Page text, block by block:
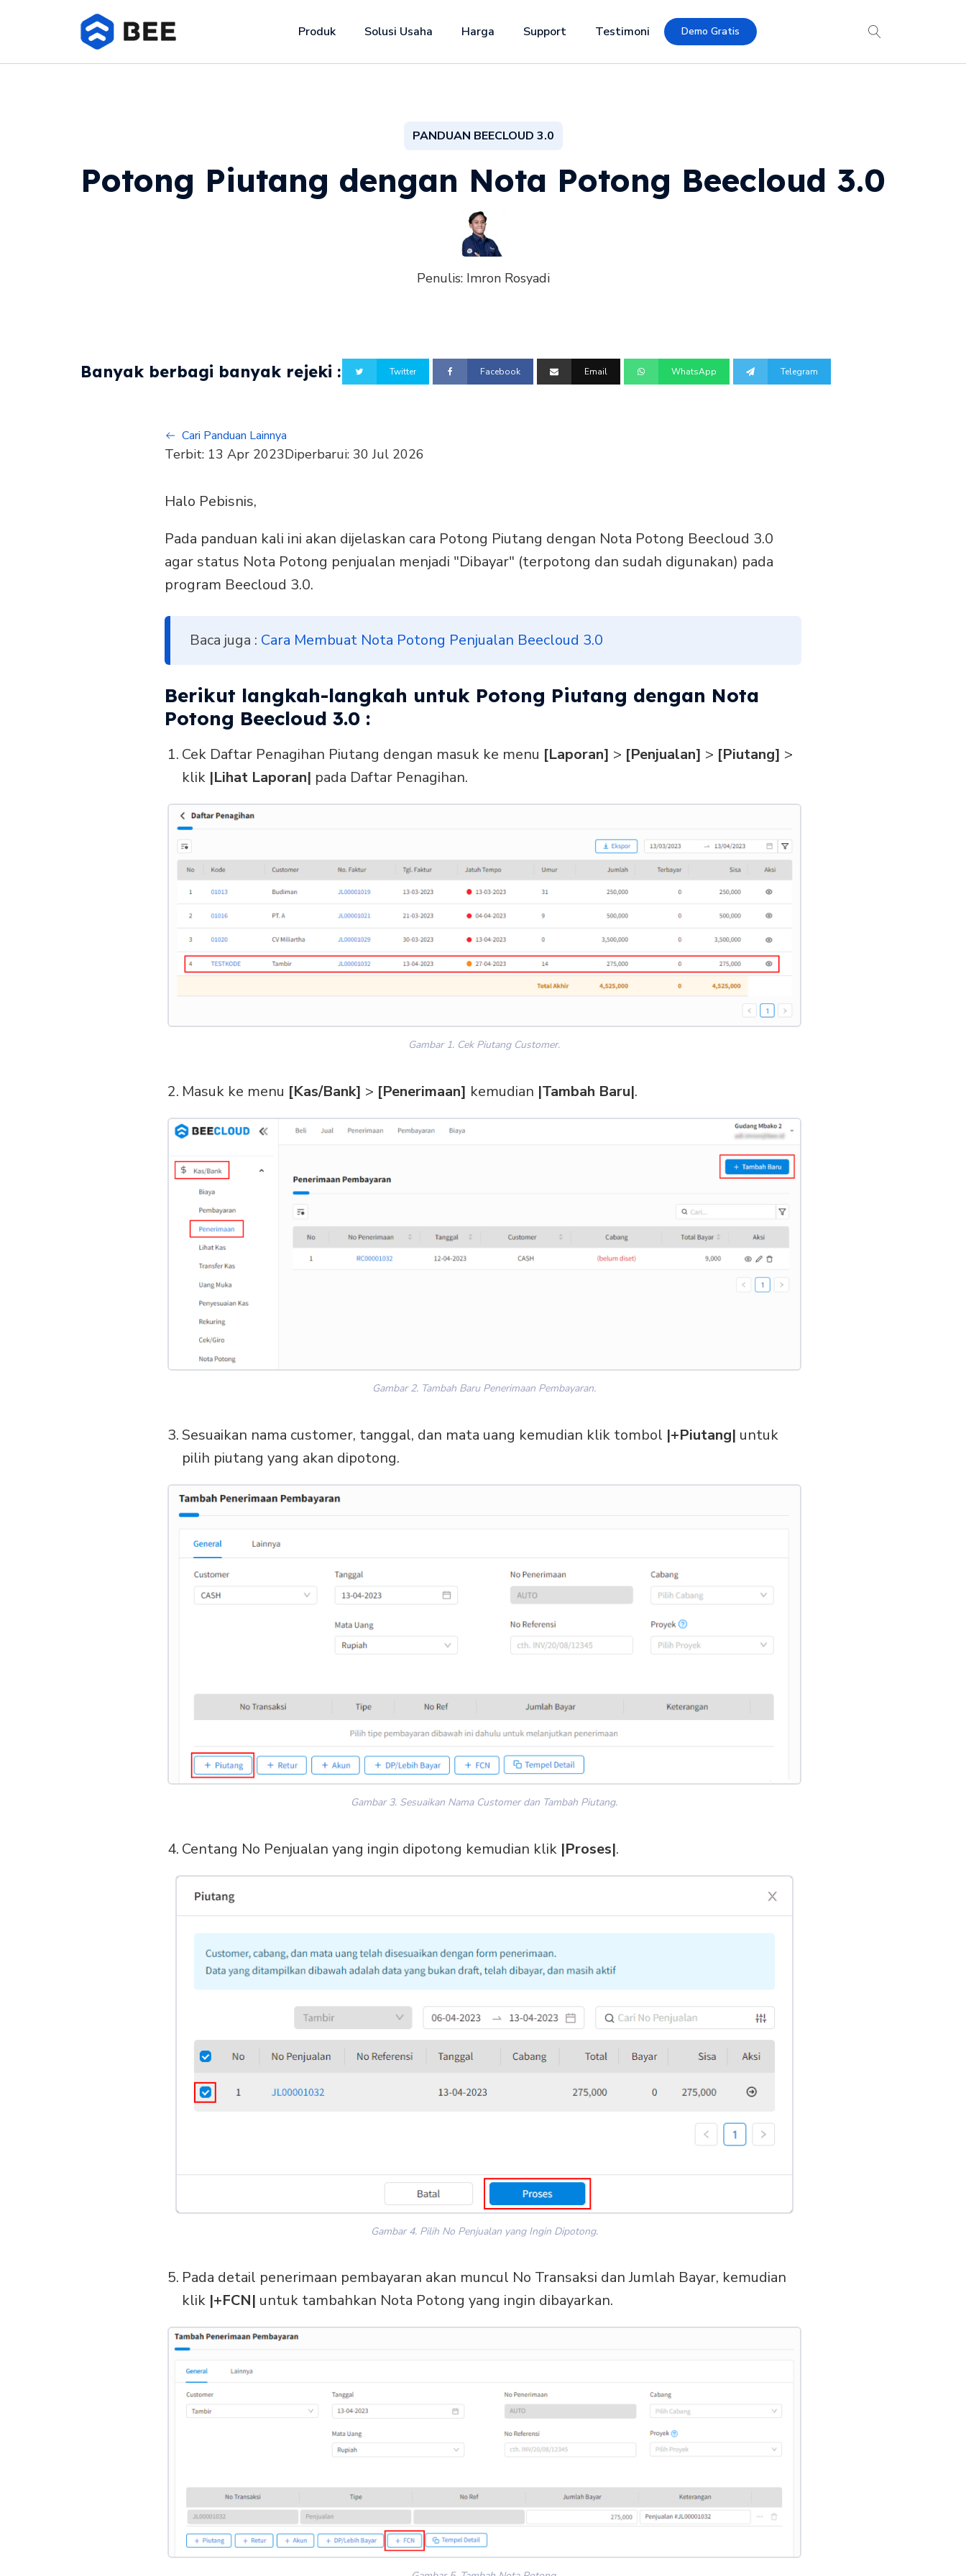
Produk Solusi Usaha Harga Support Testimoni Demo Gratis
PANDUAN BEECLOUD 3.0
Potong Piutang dengan Nota Potong Beecloud 3.0
Penulis: Imron Rosyadi
Banyak berbagi banyak rejeki : Twitter Facebook Email WhatsApp Telegram
Cari Panduan Lainnya
Terbit: 13 Apr 2023Diperbarui: 30 Jul 2026
Halo Pebisnis,
Pada panduan kali ini akan dijelaskan cara Potong Piutang dengan Nota Potong Beecloud 3.0
agar status Nota Potong penjualan menjadi "Dibayar" (terpotong dan sudah digunakan) pada
program Beecloud 3.0.
Baca juga : Cara Membuat Nota Potong Penjualan Beecloud 3.0
Berikut langkah-langkah untuk Potong Piutang dengan Nota
Potong Beecloud 3.0 :
Cek Daftar Penagihan Piutang dengan masuk ke menu [Laporan] > [Penjualan] > [Piutang] >
klik |Lihat Laporan| pada Daftar Penagihan.
Gambar 1. Cek Piutang Customer.
Masuk ke menu [Kas/Bank] > [Penerimaan] kemudian |Tambah Baru|.
Gambar 2. Tambah Baru Penerimaan Pembayaran.
Sesuaikan nama customer, tanggal, dan mata uang kemudian klik tombol |+Piutang| untuk
pilih piutang yang akan dipotong.
Gambar 3. Sesuaikan Nama Customer dan Tambah Piutang.
Centang No Penjualan yang ingin dipotong kemudian klik |Proses|.
Gambar 4. Pilih No Penjualan yang Ingin Dipotong.
Pada detail penerimaan pembayaran akan muncul No Transaksi dan Jumlah Bayar, kemudian
klik |+FCN| untuk tambahkan Nota Potong yang ingin dibayarkan.